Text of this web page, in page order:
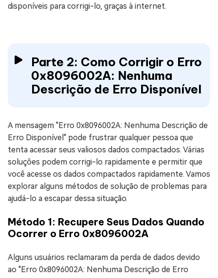
disponíveis para corrigi-lo, graças à internet.
Parte 2: Como Corrigir o Erro
0x8096002A: Nenhuma
Descrição de Erro Disponível
A mensagem "Erro 0x8096002A: Nenhuma Descrição de
Erro Disponível" pode frustrar qualquer pessoa que
tenta acessar seus valiosos dados compactados. Várias
soluções podem corrigi-lo rapidamente e permitir que
você acesse os dados compactados rapidamente. Vamos
explorar alguns métodos de solução de problemas para
ajudá-lo a escapar dessa situação.
Método 1: Recupere Seus Dados Quando
Ocorrer o Erro 0x8096002A
Alguns usuários reclamaram da perda de dados devido
ao "Erro 0x8096002A: Nenhuma Descrição de Erro